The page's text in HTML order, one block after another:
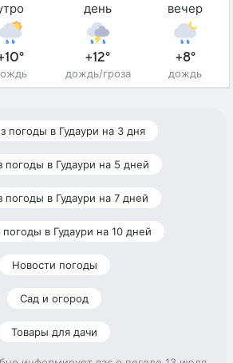
день
+12°
дождь/гроза
вечер
+8°
дождь
погоды в Гудаури на 3 дня
погоды в Гудаури на 5 дней
погоды в Гудаури на 7 дней
погоды в Гудаури на 10 дней
Новости погоды
Сад и огород
Товары для дачи